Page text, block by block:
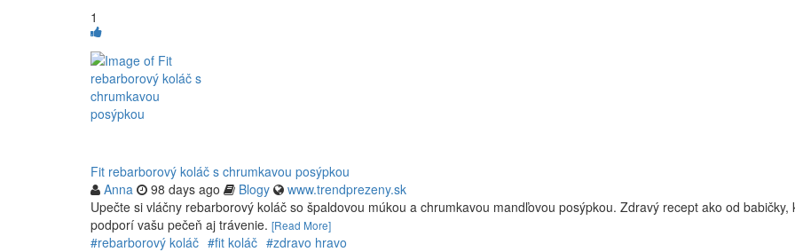
1
Fit rebarborový koláč s chrumkavou posýpkou
Anna
98 days ago Blogy
www.trendprezeny.sk
Upečte si vláčny rebarborový koláč so špaldovou múkou a chrumkavou mandľovou posýpkou. Zdravý recept ako od babičky,
podporí vašu pečeň aj trávenie. [Read More]
#rebarborový koláč #fit koláč #zdravo hravo